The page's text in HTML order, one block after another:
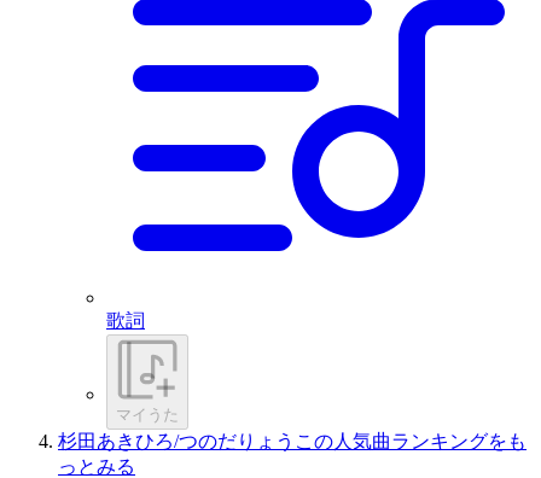
歌詞
マイうた
杉田あきひろ/つのだりょうこの人気曲ランキングをも
っとみる